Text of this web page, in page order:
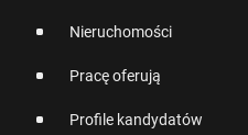
Nieruchomości
Pracę oferują
Profile kandydatów